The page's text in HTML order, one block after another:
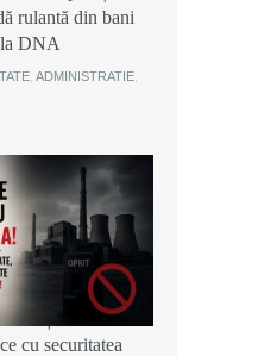
rulantă din bani
DNA
ADMINISTRATIE
rulantă din bani
DNA
ADMINISTRATIE
rulantă din bani
DNA
ADMINISTRATIE
PSD de
PNL și USR
cu securitatea